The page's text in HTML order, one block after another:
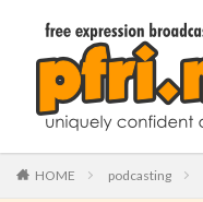
HOME podcasting